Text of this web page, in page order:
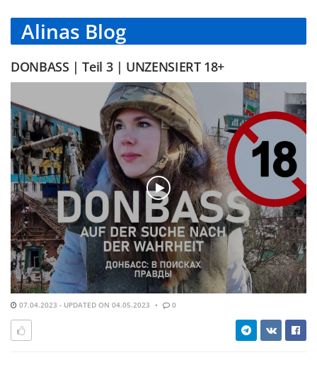
Alinas Blog
DONBASS | Teil 3 | UNZENSIERT 18+
07.04.2023 - UPDATED ON 04.05.2023 0